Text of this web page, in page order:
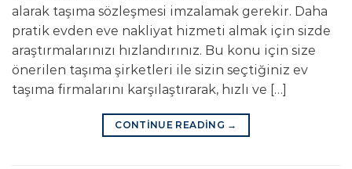
alarak taşıma sözleşmesi imzalamak gerekir. Daha
pratik evden eve nakliyat hizmeti almak için sizde
araştırmalarınızı hızlandırınız. Bu konu için size
önerilen taşıma şirketleri ile sizin seçtiğiniz ev
taşıma firmalarını karşılaştırarak, hızlı ve […]
CONTINUE READING →